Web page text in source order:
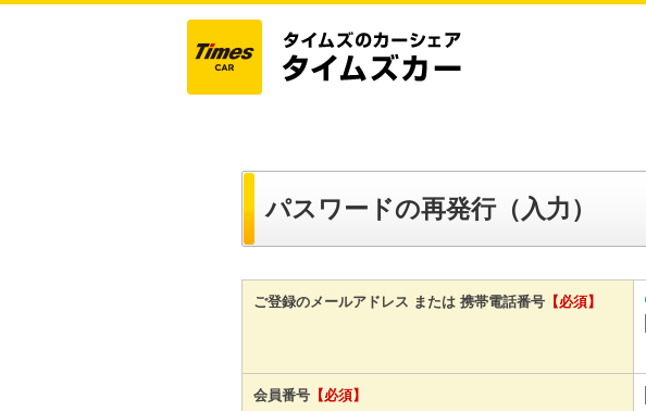
パスワードの再発行（入力）
ご登録のメールアドレス または 携帯電話番号 【必須】
会員番号 【必須】